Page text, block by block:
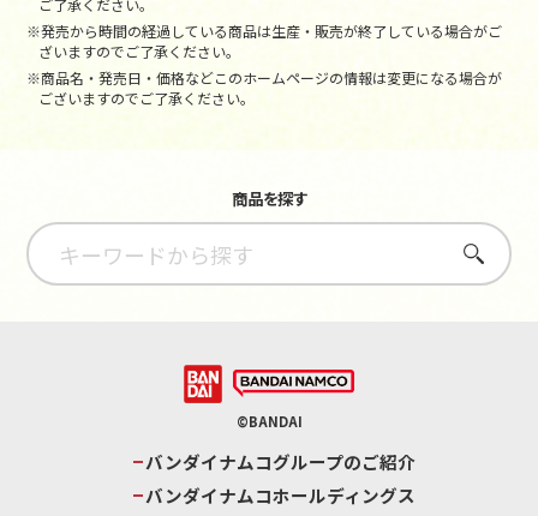
※発売から時間の経過している商品は生産・販売が終了している場合がご
ざいますのでご了承ください。
※商品名・発売日・価格などこのホームページの情報は変更になる場合が
ございますのでご了承ください。
商品を探す
さがす
©BANDAI
バンダイナムコグループのご紹介
バンダイナムコホールディングス